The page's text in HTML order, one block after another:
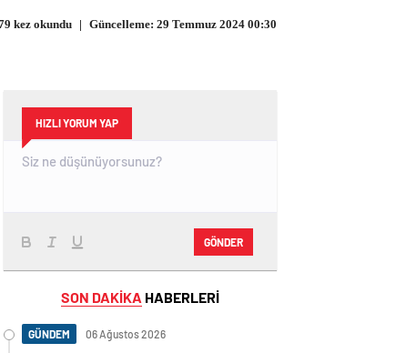
kez okundu | Güncelleme: 29 Temmuz 2024 00:30
HIZLI YORUM YAP
GÖNDER
SON DAKİKA HABERLERİ
GÜNDEM 06 Ağustos 2026